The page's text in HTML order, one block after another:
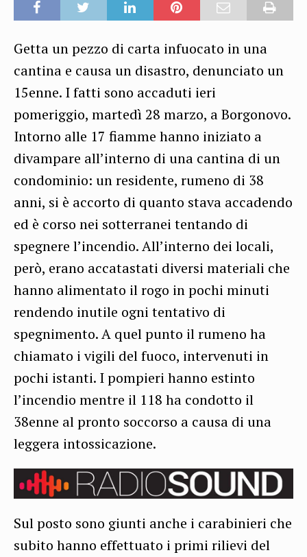
Getta un pezzo di carta infuocato in una
cantina e causa un disastro, denunciato un
15enne. I fatti sono accaduti ieri
pomeriggio, martedì 28 marzo, a Borgonovo.
Intorno alle 17 fiamme hanno iniziato a
divampare all’interno di una cantina di un
condominio: un residente, rumeno di 38
anni, si è accorto di quanto stava accadendo
ed è corso nei sotterranei tentando di
spegnere l’incendio. All’interno dei locali,
però, erano accatastati diversi materiali che
hanno alimentato il rogo in pochi minuti
rendendo inutile ogni tentativo di
spegnimento. A quel punto il rumeno ha
chiamato i vigili del fuoco, intervenuti in
pochi istanti. I pompieri hanno estinto
l’incendio mentre il 118 ha condotto il
38enne al pronto soccorso a causa di una
leggera intossicazione.
Sul posto sono giunti anche i carabinieri che
subito hanno effettuato i primi rilievi del